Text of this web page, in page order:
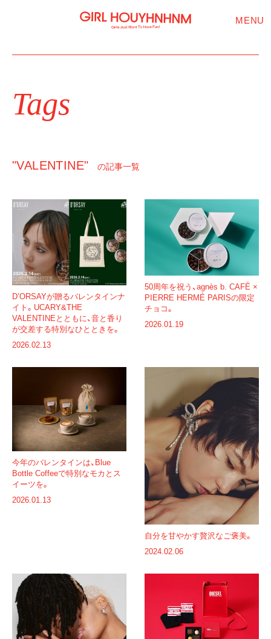
MENU
Tags
"VALENTINE" の記事一覧
D’ORSAYが贈るバレンタインナ
イト。UCARY&THE
VALENTINEとともに、音と香り
が交差する特別なひとときを。
2026.02.13
50周年を祝う、agnès b. CAFÉ ×
PIERRE HERMÉ PARISの限定
チョコ。
2026.01.19
今年のバレンタインは、Blue
Bottle Coffeeで特別なモカとス
イーツを。
2026.01.13
自分を甘やかす贅沢なご褒美。
2024.02.06